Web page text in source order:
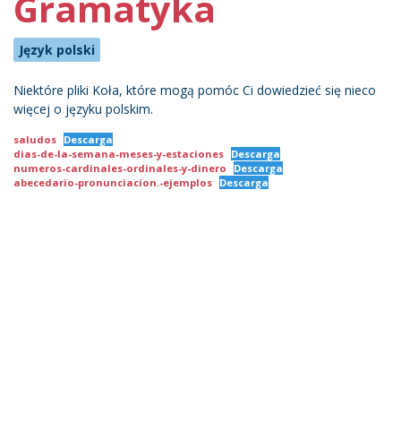
Język polski
Niektóre pliki Koła, które mogą pomóc Ci dowiedzieć się nieco
więcej o języku polskim.
saludos Descarga
dias-de-la-semana-meses-y-estaciones Descarga
numeros-cardinales-ordinales-y-dinero
Descarga
abecedario-pronunciacion.-ejemplos Descarga